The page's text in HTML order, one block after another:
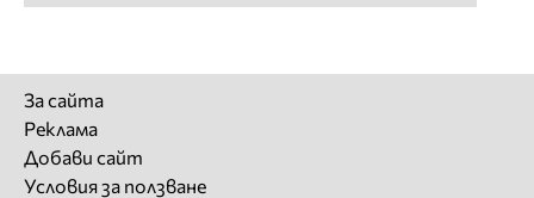
За сайта
Реклама
Добави сайт
Условия за ползване